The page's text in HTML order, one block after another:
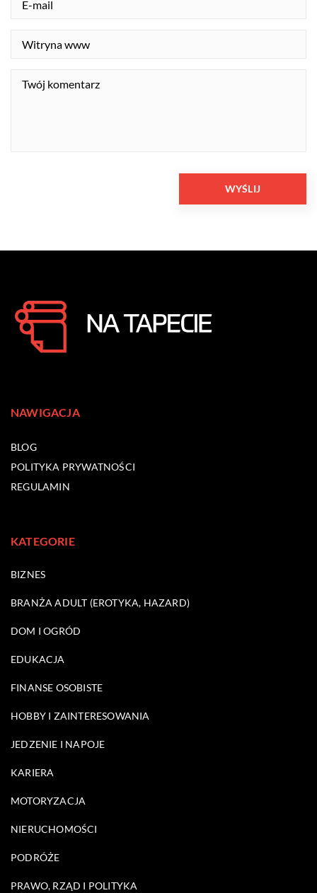
NAWIGACJA
BLOG
POLITYKA PRYWATNOŚCI
REGULAMIN
KATEGORIE
BIZNES
BRANŻA ADULT (EROTYKA, HAZARD)
DOM I OGRÓD
EDUKACJA
FINANSE OSOBISTE
HOBBY I ZAINTERESOWANIA
JEDZENIE I NAPOJE
KARIERA
MOTORYZACJA
NIERUCHOMOŚCI
PODRÓŻE
PRAWO, RZĄD I POLITYKA